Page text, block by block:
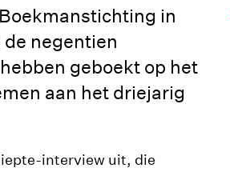
in
negentien
geboekt op het
aan het driejarig
interview uit, die